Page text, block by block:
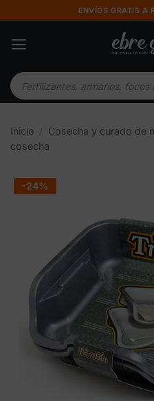
al
contenido
ENVÍOS GRATIS A
Búsqueda
de
productos
Inicio Cosecha y curado de
cosecha
-24%